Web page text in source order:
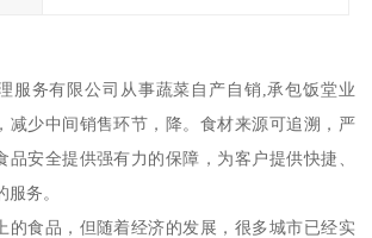
服务有限公司从事蔬菜自产自销,承包饭堂业
减少中间销售环节，降。食材来源可追溯，严
品安全提供强有力的保障，为客户提供快捷、
务。
的食品，但随着经济的发展，很多城市已经实